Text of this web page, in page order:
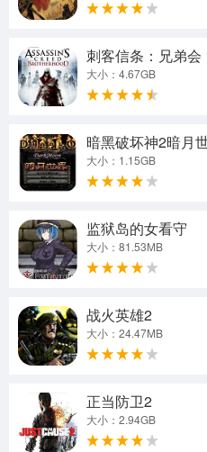
刺客信条：兄弟会
大小：4.67GB
暗黑破坏神2暗月
大小：1.15GB
监狱岛的女看守
大小：81.53MB
战火英雄2
大小：24.47MB
正当防卫2
大小：2.94GB